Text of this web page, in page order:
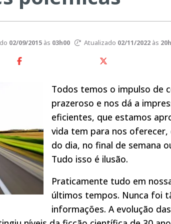
02/09/2015às 03h00 Atualizado 02/11/2022 às
Todos temos o impulso de
prazeroso e nos dá a
eficientes, que estamos
vida tem para nos
do dia, no final de semana
Tudo isso é ilusão.
Praticamente tudo em
últimos tempos. Nunca foi
informações. A evolução